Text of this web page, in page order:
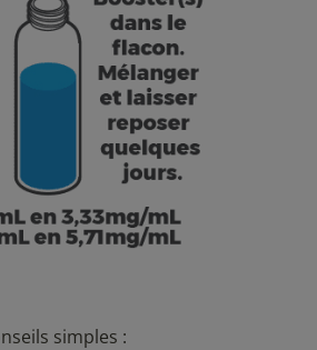
simples :